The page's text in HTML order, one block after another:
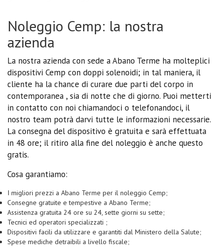
Noleggio Cemp: la nostra
azienda
La nostra azienda con sede a Abano Terme ha molteplici
dispositivi Cemp con doppi solenoidi; in tal maniera, il
cliente ha la chance di curare due parti del corpo in
contemporanea , sia di notte che di giorno. Puoi metterti
in contatto con noi chiamandoci o telefonandoci, il
nostro team potrà darvi tutte le informazioni necessarie.
La consegna del dispositivo è gratuita e sarà effettuata
in 48 ore; il ritiro alla fine del noleggio è anche questo
gratis.
Cosa garantiamo:
I migliori prezzi a Abano Terme per il noleggio Cemp;
Consegne gratuite e tempestive a Abano Terme;
Assistenza gratuita 24 ore su 24, sette giorni su sette;
Tecnici ed operatori specializzati ;
Dispositivi facili da utilizzare e garantiti dal Ministero della Salute;
Spese mediche detraibili a livello fiscale;